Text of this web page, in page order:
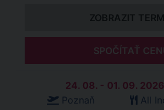
ZOBRAZIT
SPOČÍTAŤ
24. 08. - 01. 09.
Poznaň
All